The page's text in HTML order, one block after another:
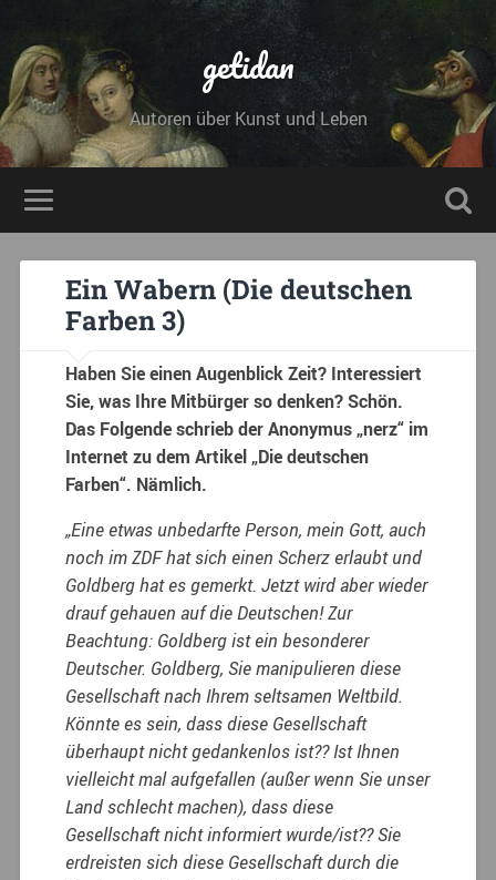
getidan
Autoren über Kunst und Leben
Ein Wabern (Die deutschen
Farben 3)
Haben Sie einen Augenblick Zeit? Interessiert
Sie, was Ihre Mitbürger so denken? Schön.
Das Folgende schrieb der Anonymus „nerz“ im
Internet zu dem Artikel „Die deutschen
Farben“. Nämlich.
„Eine etwas unbedarfte Person, mein Gott, auch
noch im ZDF hat sich einen Scherz erlaubt und
Goldberg hat es gemerkt. Jetzt wird aber wieder
drauf gehauen auf die Deutschen! Zur
Beachtung: Goldberg ist ein besonderer
Deutscher. Goldberg, Sie manipulieren diese
Gesellschaft nach Ihrem seltsamen Weltbild.
Könnte es sein, dass diese Gesellschaft
überhaupt nicht gedankenlos ist?? Ist Ihnen
vielleicht mal aufgefallen (außer wenn Sie unser
Land schlecht machen), dass diese
Gesellschaft nicht informiert wurde/ist?? Sie
erdreisten sich diese Gesellschaft durch die